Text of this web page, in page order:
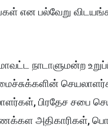
என பல்வேறு
நாடாளுமன்ற
பிரதேச சபை
அதிகாரிகள்,